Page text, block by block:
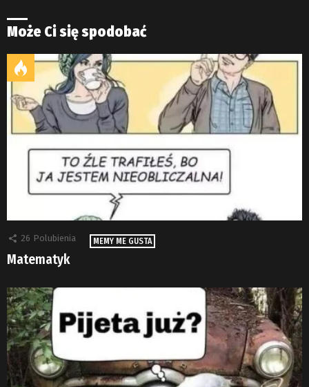
Może Ci się spodobać
26 Polubienia MEMY ME GUSTA
Matematyk